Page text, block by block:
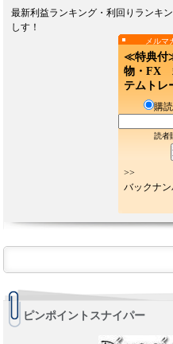
最新利益ランキング・利回りランキ
しす！
メルマ
≪特典付
物・FX
テムトレ
購読
読者
>>
バックナン
ピンポイントスナイパー